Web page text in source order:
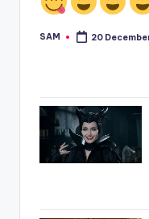
Posted
SAM 20